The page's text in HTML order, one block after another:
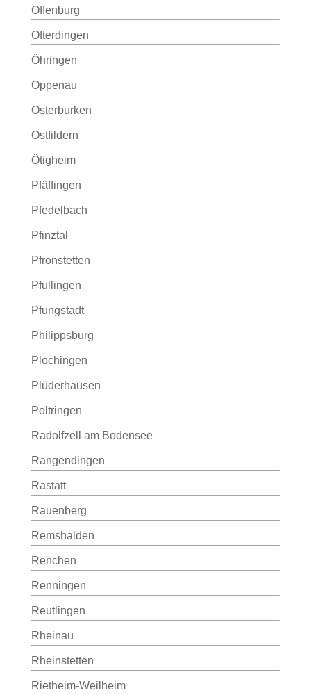
Offenburg
Ofterdingen
Öhringen
Oppenau
Osterburken
Ostfildern
Ötigheim
Pfäffingen
Pfedelbach
Pfinztal
Pfronstetten
Pfullingen
Pfungstadt
Philippsburg
Plochingen
Plüderhausen
Poltringen
Radolfzell am Bodensee
Rangendingen
Rastatt
Rauenberg
Remshalden
Renchen
Renningen
Reutlingen
Rheinau
Rheinstetten
Rietheim-Weilheim